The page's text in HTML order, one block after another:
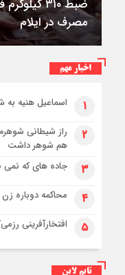
کمربندی شرقی ایلام
اخبار مهم
۱ اسماعیل هنیه به
۲
راز شیطانی
هم شوهر داشت
۳ جاده های که
۴ محاکمه دوباره
۵ افتخارآفرینی
تایم لاین